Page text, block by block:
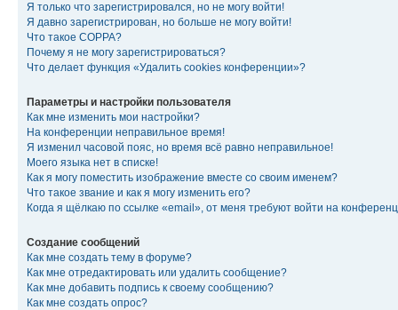
Я только что зарегистрировался, но не могу войти!
Я давно зарегистрирован, но больше не могу войти!
Что такое COPPA?
Почему я не могу зарегистрироваться?
Что делает функция «Удалить cookies конференции»?
Параметры и настройки пользователя
Как мне изменить мои настройки?
На конференции неправильное время!
Я изменил часовой пояс, но время всё равно неправильное!
Моего языка нет в списке!
Как я могу поместить изображение вместе со своим именем?
Что такое звание и как я могу изменить его?
Когда я щёлкаю по ссылке «email», от меня требуют войти на
Создание сообщений
Как мне создать тему в форуме?
Как мне отредактировать или удалить сообщение?
Как мне добавить подпись к своему сообщению?
Как мне создать опрос?